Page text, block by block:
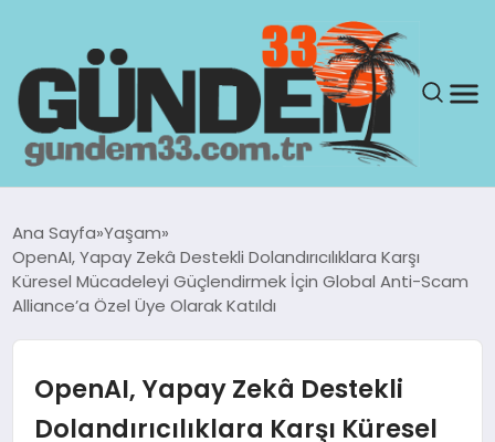
GÜNDEM
SAĞLIK
Ana Sayfa Yaşam
OpenAI, Yapay Zekâ Destekli Dolandırıcılıklara Karşı
Küresel Mücadeleyi Güçlendirmek İçin Global Anti-Scam
Alliance’a Özel Üye Olarak Katıldı
OpenAI, Yapay Zekâ Destekli
Dolandırıcılıklara Karşı Küresel